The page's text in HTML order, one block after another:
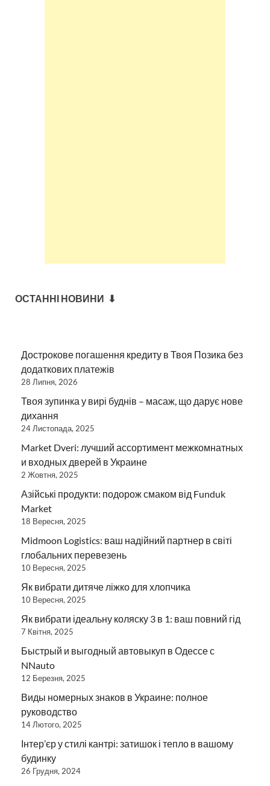
ОСТАННІ НОВИНИ ⬇
Дострокове погашення кредиту в Твоя Позика без
додаткових платежів
28 Липня, 2026
Твоя зупинка у вирі буднів – масаж, що дарує нове
дихання
24 Листопада, 2025
Market Dveri: лучший ассортимент межкомнатных
и входных дверей в Украине
2 Жовтня, 2025
Азійські продукти: подорож смаком від Funduk
Market
18 Вересня, 2025
Midmoon Logistics: ваш надійний партнер в світі
глобальних перевезень
10 Вересня, 2025
Як вибрати дитяче ліжко для хлопчика
10 Вересня, 2025
Як вибрати ідеальну коляску 3 в 1: ваш повний гід
7 Квітня, 2025
Быстрый и выгодный автовыкуп в Одессе с
NNauto
12 Березня, 2025
Виды номерных знаков в Украине: полное
руководство
14 Лютого, 2025
Інтер’єр у стилі кантрі: затишок і тепло в вашому
будинку
26 Грудня, 2024